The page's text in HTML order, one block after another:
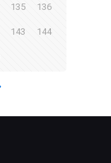
135 136
143 144